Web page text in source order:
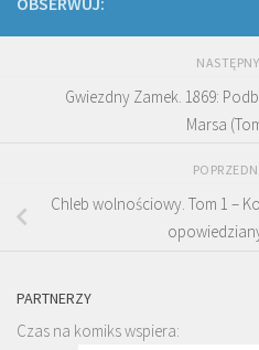
Gwiezdny Zamek. 1869:
Marsa
Chleb wolnościowy. Tom 1 –
PARTNERZY
Czas na komiks wspiera: